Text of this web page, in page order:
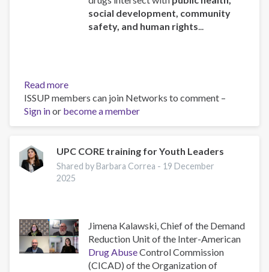
social development, community
safety, and human rights
Read more
ISSUP
Chief
Executive
the
78th
Regular
CICAD
ISSUP members can join Networks to comment –
Sign inor become a member
UPC CORE training for Youth Leaders
Shared by Barbara Correa - 19 December
2025
Jimena Kalawski, Chief of the Demand
Reduction Unit of the Inter-American
Drug AbuseControl Commission
(CICAD) of the Organization of